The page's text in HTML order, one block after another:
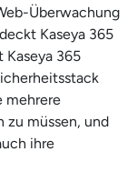
Überwachung
Kaseya 365
365
mehrere
zu müssen, und
ihre